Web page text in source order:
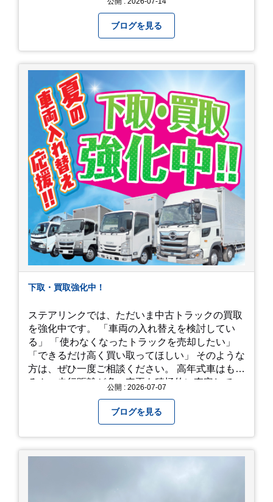
ブログを見る
下取・買取強化中！
ステアリンクでは、ただいま中古トラックの買取
を強化中です。 「車両の入れ替えを検討してい
る」 「使わなくなったトラックを売却したい」
「できるだけ高く買い取ってほしい」 そのような
方は、ぜひ一度ご相談ください。 高年式車はもち
ろん、走行距離が多い車両も積極的に査定してい
ただいており、豊富な販売ネットワークを活かし
た高価買取が可能です。
公開 : 2026-07-07
ブログを見る